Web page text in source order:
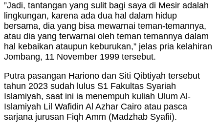
”Jadi, tantangan yang sulit bagi saya di Mesir adalah
lingkungan, karena ada dua hal dalam hidup
bersama, dia yang bisa mewarnai teman-temannya,
atau dia yang terwarnai oleh teman temannya dalam
hal kebaikan ataupun keburukan,” jelas pria kelahiran
Jombang, 11 November 1999 tersebut.
Putra pasangan Hariono dan Siti Qibtiyah tersebut
tahun 2023 sudah lulus S1 Fakultas Syariah
Islamiyah, saat ini ia menempuh kuliah Ulum Al-
Islamiyah Lil Wafidin Al Azhar Cairo atau pasca
sarjana jurusan Fiqh Amm (Madzhab Syafii).